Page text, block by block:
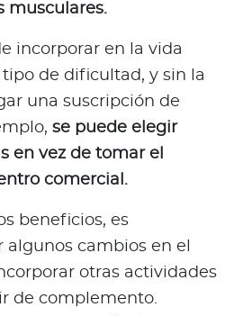
musculares.
incorporar en la vida
de dificultad, y sin la
una suscripción de
se puede elegir
en vez de tomar el
comercial.
beneficios, es
cambios en el
otras actividades
de complemento.